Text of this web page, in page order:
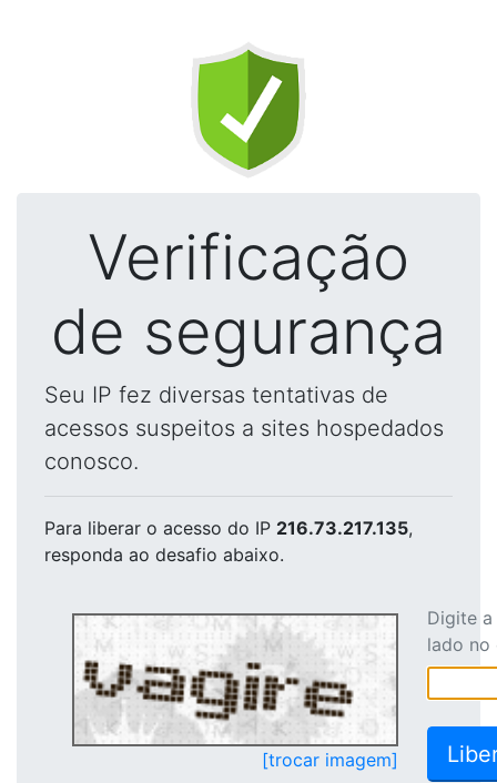
Verificação
de segurança
Seu IP fez diversas tentativas de
acessos suspeitos a sites hospedados
conosco.
Para liberar o acesso do IP 216.73.217.135,
responda ao desafio abaixo.
[trocar imagem]
Digite
lado no